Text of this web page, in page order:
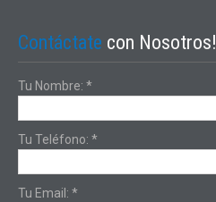
Contáctate con Nosotros!
Tu Nombre: *
Tu Teléfono: *
Tu Email: *